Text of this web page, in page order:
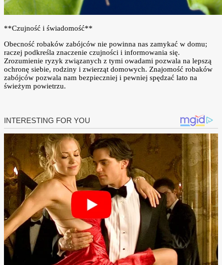
**Czujność i świadomość**
Obecność robaków zabójców nie powinna nas zamykać w domu;
raczej podkreśla znaczenie czujności i informowania się.
Zrozumienie ryzyk związanych z tymi owadami pozwala na lepszą
ochronę siebie, rodziny i zwierząt domowych. Znajomość robaków
zabójców pozwala nam bezpieczniej i pewniej spędzać lato na
świeżym powietrzu.